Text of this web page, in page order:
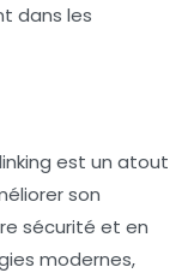
dans les
est un atout
son
sécurité et en
modernes,